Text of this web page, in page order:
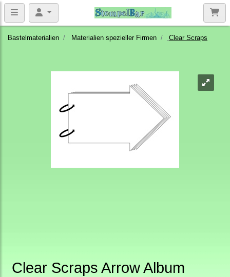
Bastelmaterialien Materialien spezieller Firmen Clear Scraps
Clear Scraps Arrow Album